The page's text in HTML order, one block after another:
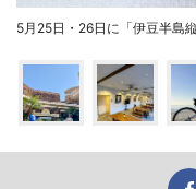
5月25日・26日に「伊豆半島